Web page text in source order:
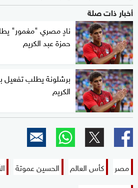
أخبار ذات صلة
نادٍ مصري "مغمور"
حمزة عبد الكريم
برشلونة يطلب تفعيل
الكريم
مصر كأس العالم الحسين عموتة